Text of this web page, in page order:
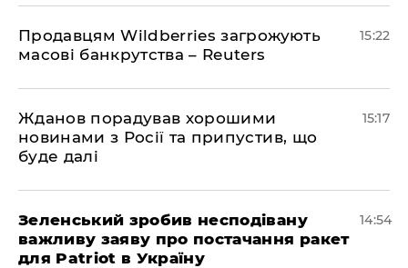
Продавцям Wildberries загрожують
масові банкрутства – Reuters
15:22
Жданов порадував хорошими
новинами з Росії та припустив, що
буде далі
15:17
Зеленський зробив несподівану
важливу заяву про постачання ракет
для Patriot в Україну
14:54